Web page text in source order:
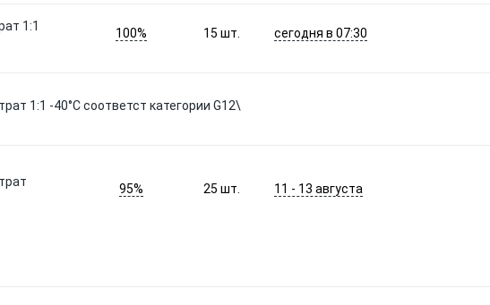
1:1
100% 15шт. сегодня в 07:30
1:1 -40°C соответст категории G12\
95% 25шт. 11 - 13 августа